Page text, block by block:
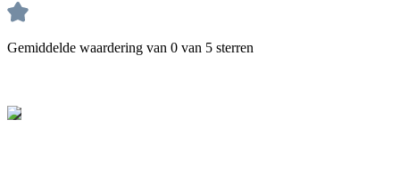
Gemiddelde waardering van 0 van 5 sterren